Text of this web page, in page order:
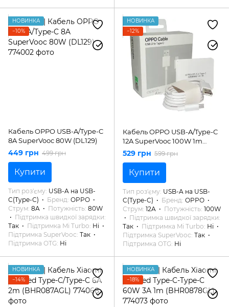
НОВИНКА
−10%
Кабель OPPO USB-A/Type-C
8A SuperVooc 80W (DL129)
449 грн 499 грн
Купити
Тип роз'єму USB-A на USB-
C(Type-C)
Бренд OPPO
Струм 8A Потужність 80W
Підтримка швидкої зарядки
Так
Підтримка Mi Turbo Ні
Підтримка SuperVooc Так
Підтримка OTG Ні
НОВИНКА
−12%
Кабель OPPO USB-A/Type-C
12A SuperVooc 100W 1m
(DL153)
529 грн 599 грн
Купити
Тип роз'єму USB-A на USB-
C(Type-C)
Бренд OPPO
Струм 12A Потужність 100W
Підтримка швидкої зарядки
Так
Підтримка Mi Turbo Ні
Підтримка SuperVooc Так
Підтримка OTG Ні
НОВИНКА
−14%
НОВИНКА
−18%